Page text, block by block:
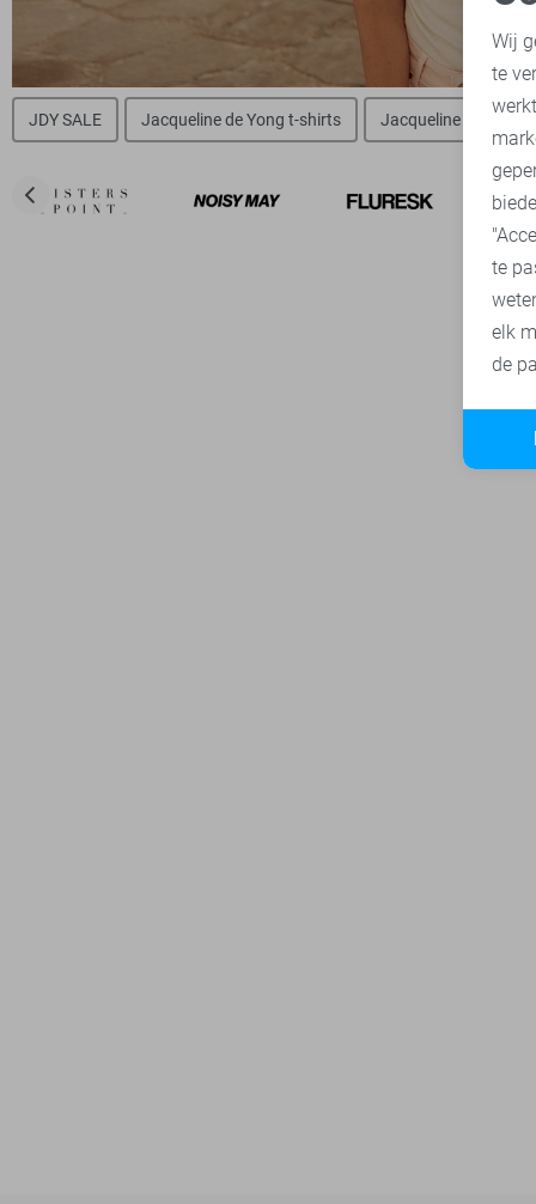
JDY SALE Jacqueline de Yong t-shirts Jacqueline de Yong
Wij
te
te
elk
de